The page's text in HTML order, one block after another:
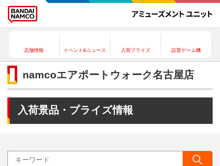
店舗情報 イベント&ニュース 入荷プライズ 設置ゲーム機
namcoエアポートウォーク名古屋店
入荷景品・プライズ情報